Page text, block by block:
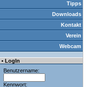
Tipps
Downloads
Kontakt
Verein
Webcam
• LogIn
Benutzername:
Kennwort: